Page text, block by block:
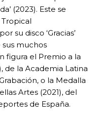
(2023). Este se
su disco ‘Gracias’
sus muchos
figura el Premio a la
de la Academia Latina
o la Medalla
Artes (2021), del
de España.